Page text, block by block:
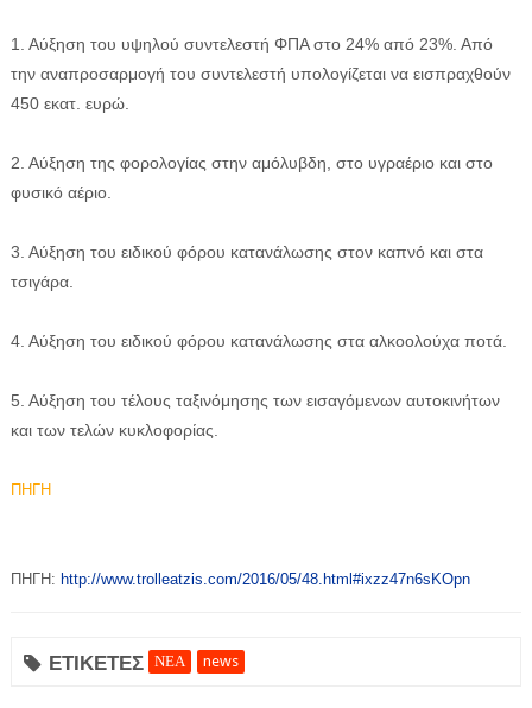
1. Αύξηση του υψηλού συντελεστή ΦΠΑ στο 24% από 23%. Από
την αναπροσαρμογή του συντελεστή υπολογίζεται να εισπραχθούν
450 εκατ. ευρώ.
2. Αύξηση της φορολογίας στην αμόλυβδη, στο υγραέριο και στο
φυσικό αέριο.
3. Αύξηση του ειδικού φόρου κατανάλωσης στον καπνό και στα
τσιγάρα.
4. Αύξηση του ειδικού φόρου κατανάλωσης στα αλκοολούχα ποτά.
5. Αύξηση του τέλους ταξινόμησης των εισαγόμενων αυτοκινήτων
και των τελών κυκλοφορίας.
ΠΗΓΗ
ΠΗΓΗ: http://www.trolleatzis.com/2016/05/48.html#ixzz47n6sKOpn
ΕΤΙΚΕΤΕΣ ΝΕΑ news